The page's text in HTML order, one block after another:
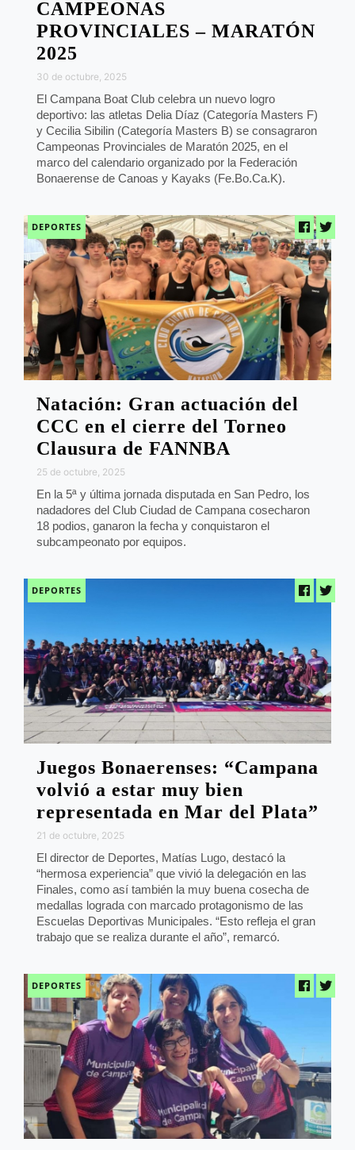
CAMPEONAS
PROVINCIALES – MARATÓN
2025
30 de octubre, 2025
El Campana Boat Club celebra un nuevo logro
deportivo: las atletas Delia Díaz (Categoría Masters F)
y Cecilia Sibilin (Categoría Masters B) se consagraron
Campeonas Provinciales de Maratón 2025, en el
marco del calendario organizado por la Federación
Bonaerense de Canoas y Kayaks (Fe.Bo.Ca.K).
DEPORTES
Natación: Gran actuación del
CCC en el cierre del Torneo
Clausura de FANNBA
25 de octubre, 2025
En la 5ª y última jornada disputada en San Pedro, los
nadadores del Club Ciudad de Campana cosecharon
18 podios, ganaron la fecha y conquistaron el
subcampeonato por equipos.
DEPORTES
Juegos Bonaerenses: “Campana
volvió a estar muy bien
representada en Mar del Plata”
21 de octubre, 2025
El director de Deportes, Matías Lugo, destacó la
“hermosa experiencia” que vivió la delegación en las
Finales, como así también la muy buena cosecha de
medallas lograda con marcado protagonismo de las
Escuelas Deportivas Municipales. “Esto refleja el gran
trabajo que se realiza durante el año”, remarcó.
DEPORTES